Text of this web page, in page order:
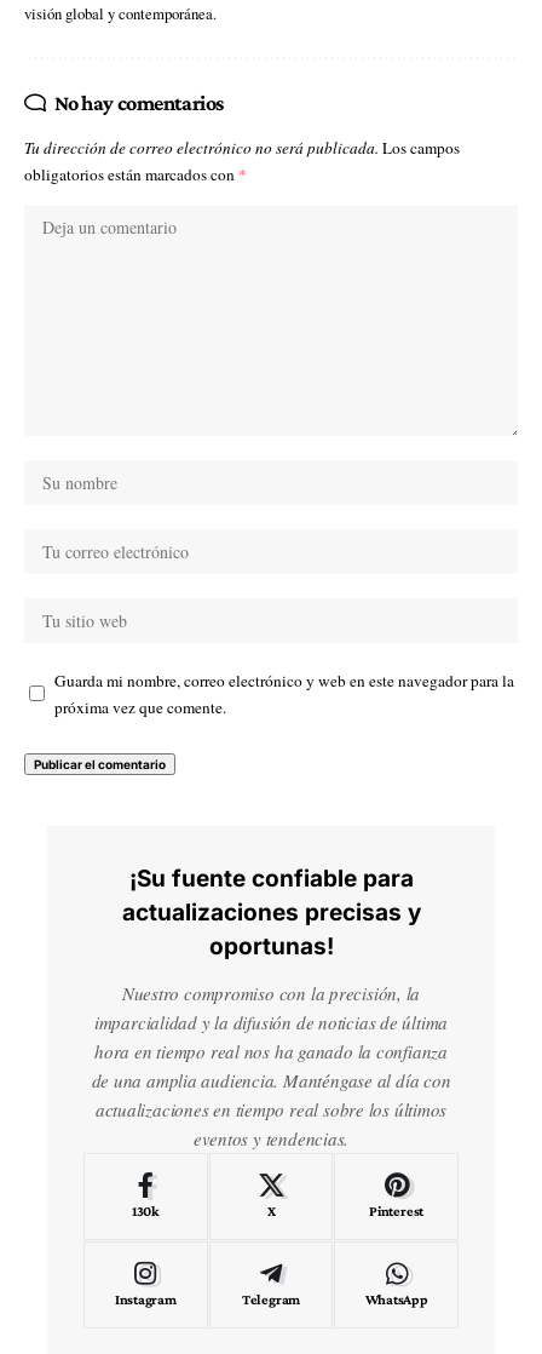
visión global y contemporánea.
No hay comentarios
Tu dirección de correo electrónico no será publicada. Los campos
obligatorios están marcados con *
Guarda mi nombre, correo electrónico y web en este navegador para la
próxima vez que comente.
¡Su fuente confiable para
actualizaciones precisas y
oportunas!
Nuestro compromiso con la precisión, la
imparcialidad y la difusión de noticias de última
hora en tiempo real nos ha ganado la confianza
de una amplia audiencia. Manténgase al día con
actualizaciones en tiempo real sobre los últimos
eventos y tendencias.
130k X Pinterest
Instagram Telegram WhatsApp